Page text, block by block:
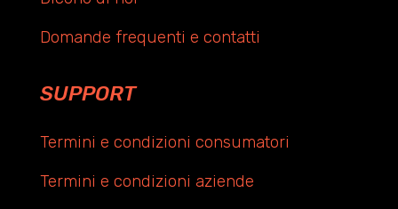
Domande frequenti e contatti
SUPPORT
Termini e condizioni consumatori
Termini e condizioni aziende